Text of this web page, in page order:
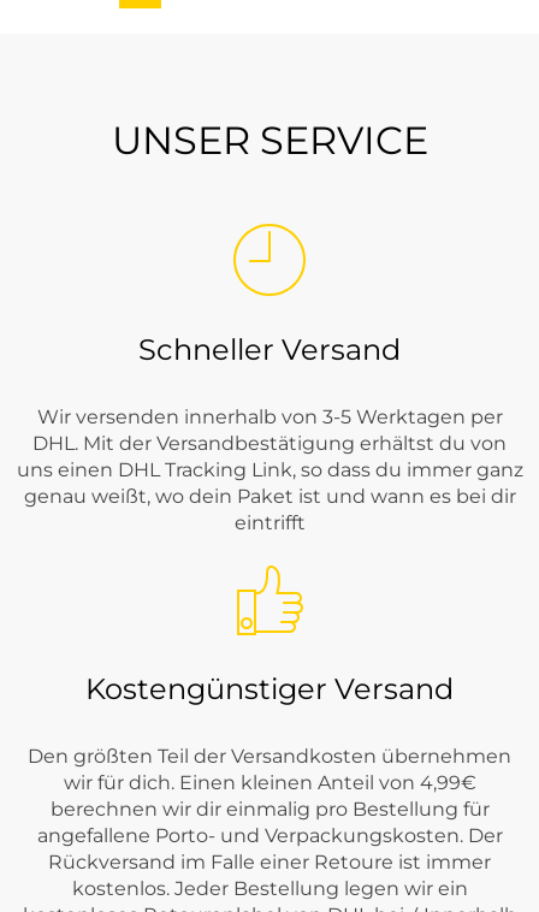
UNSER SERVICE
Schneller Versand
Wir versenden innerhalb von 3-5 Werktagen per
DHL. Mit der Versandbestätigung erhältst du von
uns einen DHL Tracking Link, so dass du immer ganz
genau weißt, wo dein Paket ist und wann es bei dir
eintrifft
Kostengünstiger Versand
Den größten Teil der Versandkosten übernehmen
wir für dich. Einen kleinen Anteil von 4,99€
berechnen wir dir einmalig pro Bestellung für
angefallene Porto- und Verpackungskosten. Der
Rückversand im Falle einer Retoure ist immer
kostenlos. Jeder Bestellung legen wir ein